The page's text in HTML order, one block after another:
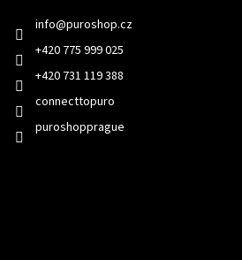
info@puroshop.cz
+420 775 999 025
+420 731 119 388
connecttopuro
puroshopprague